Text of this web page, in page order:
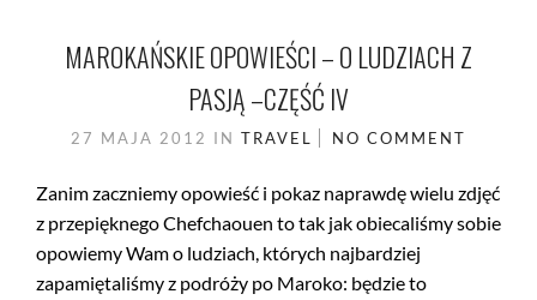
MAROKAŃSKIE OPOWIEŚCI – O LUDZIACH Z
PASJĄ –CZĘŚĆ IV
27 MAJA 2012 IN TRAVEL NO COMMENT
Zanim zaczniemy opowieść i pokaz naprawdę wielu zdjęć
z przepięknego Chefchaouen to tak jak obiecaliśmy sobie
opowiemy Wam o ludziach, których najbardziej
zapamiętaliśmy z podróży po Maroko: będzie to